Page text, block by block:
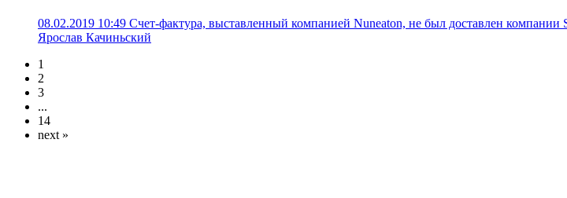
08.02.2019 10:49 Счет-фактура, выставленный компанией Nuneaton, не был доставлен компании
Ярослав Качиньский
1
2
3
...
14
next »